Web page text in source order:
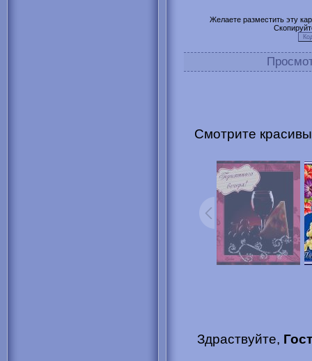
Желаете разместить эту
Смотрите
Здраствуйте,